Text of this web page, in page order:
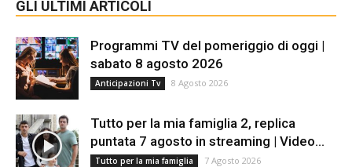
GLI ULTIMI ARTICOLI
Programmi TV del pomeriggio di oggi |
sabato 8 agosto 2026
Anticipazioni Tv 8 Agosto 2026
Tutto per la mia famiglia 2, replica
puntata 7 agosto in streaming | Video...
Tutto per la mia famiglia 7 Agosto 2026